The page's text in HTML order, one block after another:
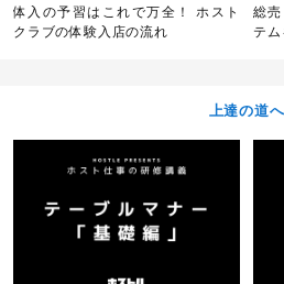
体入の予習はこれで万全！ ホスト
クラブの体験入店の流れ
総
テム
上達の道へ